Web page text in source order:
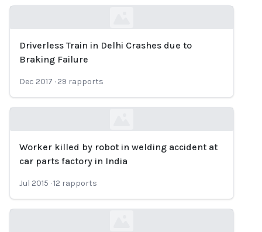
Loading...
Driverless Train in Delhi Crashes due to
Braking Failure
Dec 2017 · 29 rapports
Worker killed by robot in welding accident at
car parts factory in India
Jul 2015 ·12 rapports